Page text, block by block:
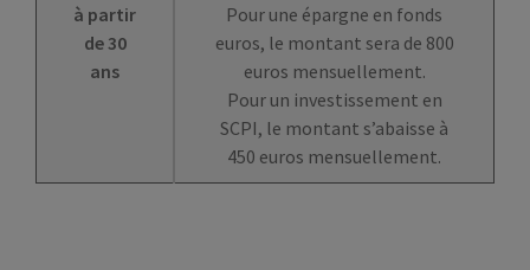
à partir
de 30
ans
Pour une épargne en fonds
euros, le montant sera de 800
euros mensuellement.
Pour un investissement en
SCPI, le montant s’abaisse à
450 euros mensuellement.